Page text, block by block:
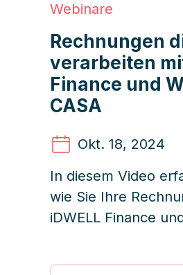
Webinare
Rechnungen
verarbeiten
Finance und
CASA
Okt. 18, 2024
In diesem Video
wie Sie Ihre
iDWELL Finance